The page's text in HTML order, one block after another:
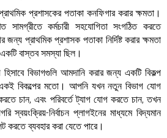
প্রশাসকের পতাকা কনফিগার করার ক্ষমতা।
সামগ্রীতে কর্মচারী সহযোগিতা সংগঠিত করতে
প্রাথমিক প্রশাসক পতাকা নির্দিষ্ট করার ক্ষমতা
বাস্তব সমস্যা ছিল।
বিভাগগুলি আমদানি করার জন্য একটি বিকল্প
একই বিকল্পের মতো। আপনি যখন নতুন বিভাগ যোগ
চান, এবং পরিবর্তে ট্যাগ যোগ করতে চান, তখন
স্বয়ংক্রিয়-নির্বাচন প্লাগইনের মাধ্যমে বিদ্যমান
করতে ব্যবহার করা যেতে পারে।